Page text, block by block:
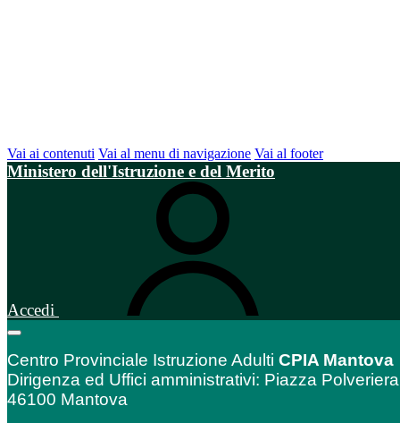
Vai ai contenuti Vai al menu di navigazione Vai al footer
Ministero dell'Istruzione e del Merito
Accedi
Centro Provinciale Istruzione Adulti CPIA Mantova
Dirigenza ed Uffici amministrativi: Piazza
46100 Mantova